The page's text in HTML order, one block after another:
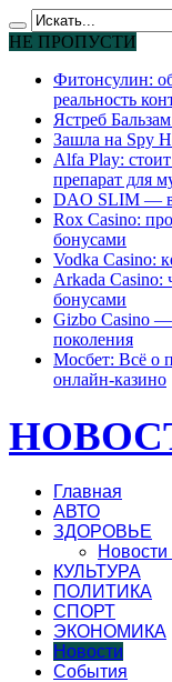
НЕ ПРОПУСТИ
Фитонсулин:
реальность
Ястреб
Зашла на Spy
Alfa Play:
препарат для
DAO SLIM —
Rox Casino:
бонусами
Vodka Casino:
Arkada Casino:
бонусами
Gizbo Casino —
поколения
Мосбет: Всё о
онлайн-казино
Главная
АВТО
ЗДОРОВЬЕ
КУЛЬТУРА
ПОЛИТИКА
СПОРТ
ЭКОНОМИКА
Новости
События